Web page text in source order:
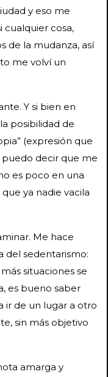
y eso me
cualquier cosa,
de la mudanza, así
me volví un
Y si bien en
posibilidad de
(expresión que
puedo decir que me
es poco en una
ya nadie vacila
Me hace
del sedentarismo:
situaciones se
es bueno saber
ir de un lugar a otro
sin más objetivo
amarga y